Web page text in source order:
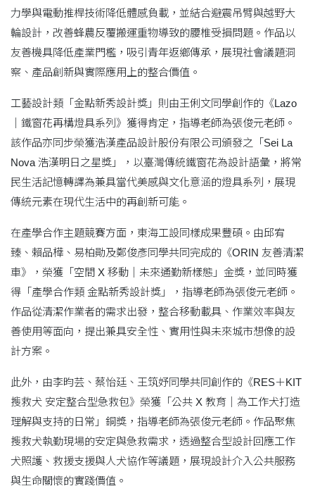
力學與電動推桿技術降低體感負載，並結合避震吊臂與越野大
輪設計，改善蜂農反覆搬運重物導致的腰椎受損問題。作品以
友善機具降低產業門檻，吸引青年返鄉傳承，展現社會議題洞
察、產品創新與實際應用上的整合價值。
工藝設計類「金點新秀設計獎」則由王俐文同學創作的《Lazo
｜鐵窗花再構燈具系列》獲得肯定，指導老師為張俊元老師。
該作品亦同步榮獲浩漢產品設計股份有限公司頒發之「Sei La
Nova 浩漢明日之星獎」，以臺灣傳統鐵窗花為設計語彙，將常
民生活記憶轉譯為兼具當代美感與文化意涵的燈具系列，展現
傳統元素在現代生活中的再創新可能。
在產學合作主題競賽方面，東海工設同樣成果豐碩。由邱宥
臻、賴品樺、易柏勛及鄭俊彥同學共同完成的《ORIN 友善清潔
車》，榮獲「空間 X 移動｜未來通勤新樣態」金獎，並同時獲
得「產學合作類 金點新秀設計獎」，指導老師為張俊元老師。
作品從清潔作業者的需求出發，整合移動載具、作業效率與友
善使用等面向，提出兼具安全性、實用性與未來城市想像的設
計方案。
此外，由李昀芸、蔡怡廷、王筑妤同學共同創作的《RES＋KIT
搜救犬 安定整合型急救包》榮獲「公共 X 教育｜為工作犬打造
理解與支持的日常」銅獎，指導老師為張俊元老師。作品聚焦
搜救犬執勤現場的安定與急救需求，透過整合型設計回應工作
犬照護、救援支援與人犬協作等議題，展現設計介入公共服務
與生命關懷的實踐價值。